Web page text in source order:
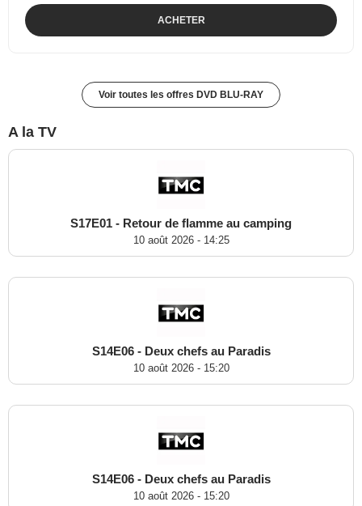
ACHETER
Voir toutes les offres DVD BLU-RAY
A la TV
S17E01 - Retour de flamme au camping
10 août 2026 - 14:25
S14E06 - Deux chefs au Paradis
10 août 2026 - 15:20
S14E06 - Deux chefs au Paradis
10 août 2026 - 15:20